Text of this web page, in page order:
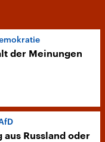
der Meinungen
Russland oder